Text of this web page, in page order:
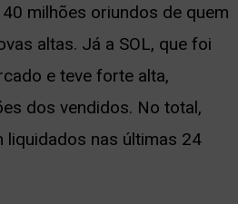
milhões oriundos de quem
altas. Já a SOL, que foi
e teve forte alta,
dos vendidos. No total,
nas últimas 24